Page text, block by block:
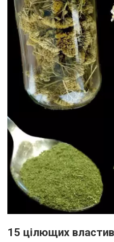
15 цілющих